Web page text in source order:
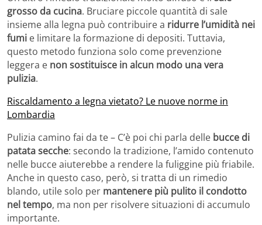
grosso da cucina. Bruciare piccole quantità di sale
insieme alla legna può contribuire a ridurre l’umidità nei
fumi e limitare la formazione di depositi. Tuttavia,
questo metodo funziona solo come prevenzione
leggera e non sostituisce in alcun modo una vera
pulizia.
Riscaldamento a legna vietato? Le nuove norme in
Lombardia
Pulizia camino fai da te – C’è poi chi parla delle bucce di
patata secche: secondo la tradizione, l’amido contenuto
nelle bucce aiuterebbe a rendere la fuliggine più friabile.
Anche in questo caso, però, si tratta di un rimedio
blando, utile solo per mantenere più pulito il condotto
nel tempo, ma non per risolvere situazioni di accumulo
importante.